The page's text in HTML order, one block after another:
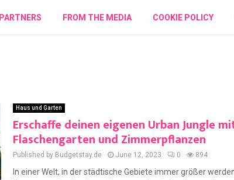
PARTNERS FROM THE MEDIA COOKIE POLICY
Haus und Garten
Erschaffe deinen eigenen Urban Jungle
Flaschengarten und Zimmerpflanzen
Published by Budgetstay.de June 12, 2023 0 894
In einer Welt, in der städtische Gebiete immer größer